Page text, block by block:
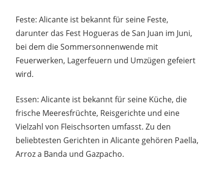
Feste: Alicante ist bekannt für seine Feste,
darunter das Fest Hogueras de San Juan im Juni,
bei dem die Sommersonnenwende mit
Feuerwerken, Lagerfeuern und Umzügen gefeiert
wird.
Essen: Alicante ist bekannt für seine Küche, die
frische Meeresfrüchte, Reisgerichte und eine
Vielzahl von Fleischsorten umfasst. Zu den
beliebtesten Gerichten in Alicante gehören Paella,
Arroz a Banda und Gazpacho.